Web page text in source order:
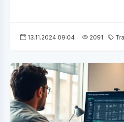
13.11.2024 09:04 2091